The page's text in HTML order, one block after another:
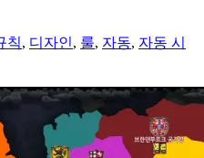
칙, 디자인, 룰, 자동, 자동 시